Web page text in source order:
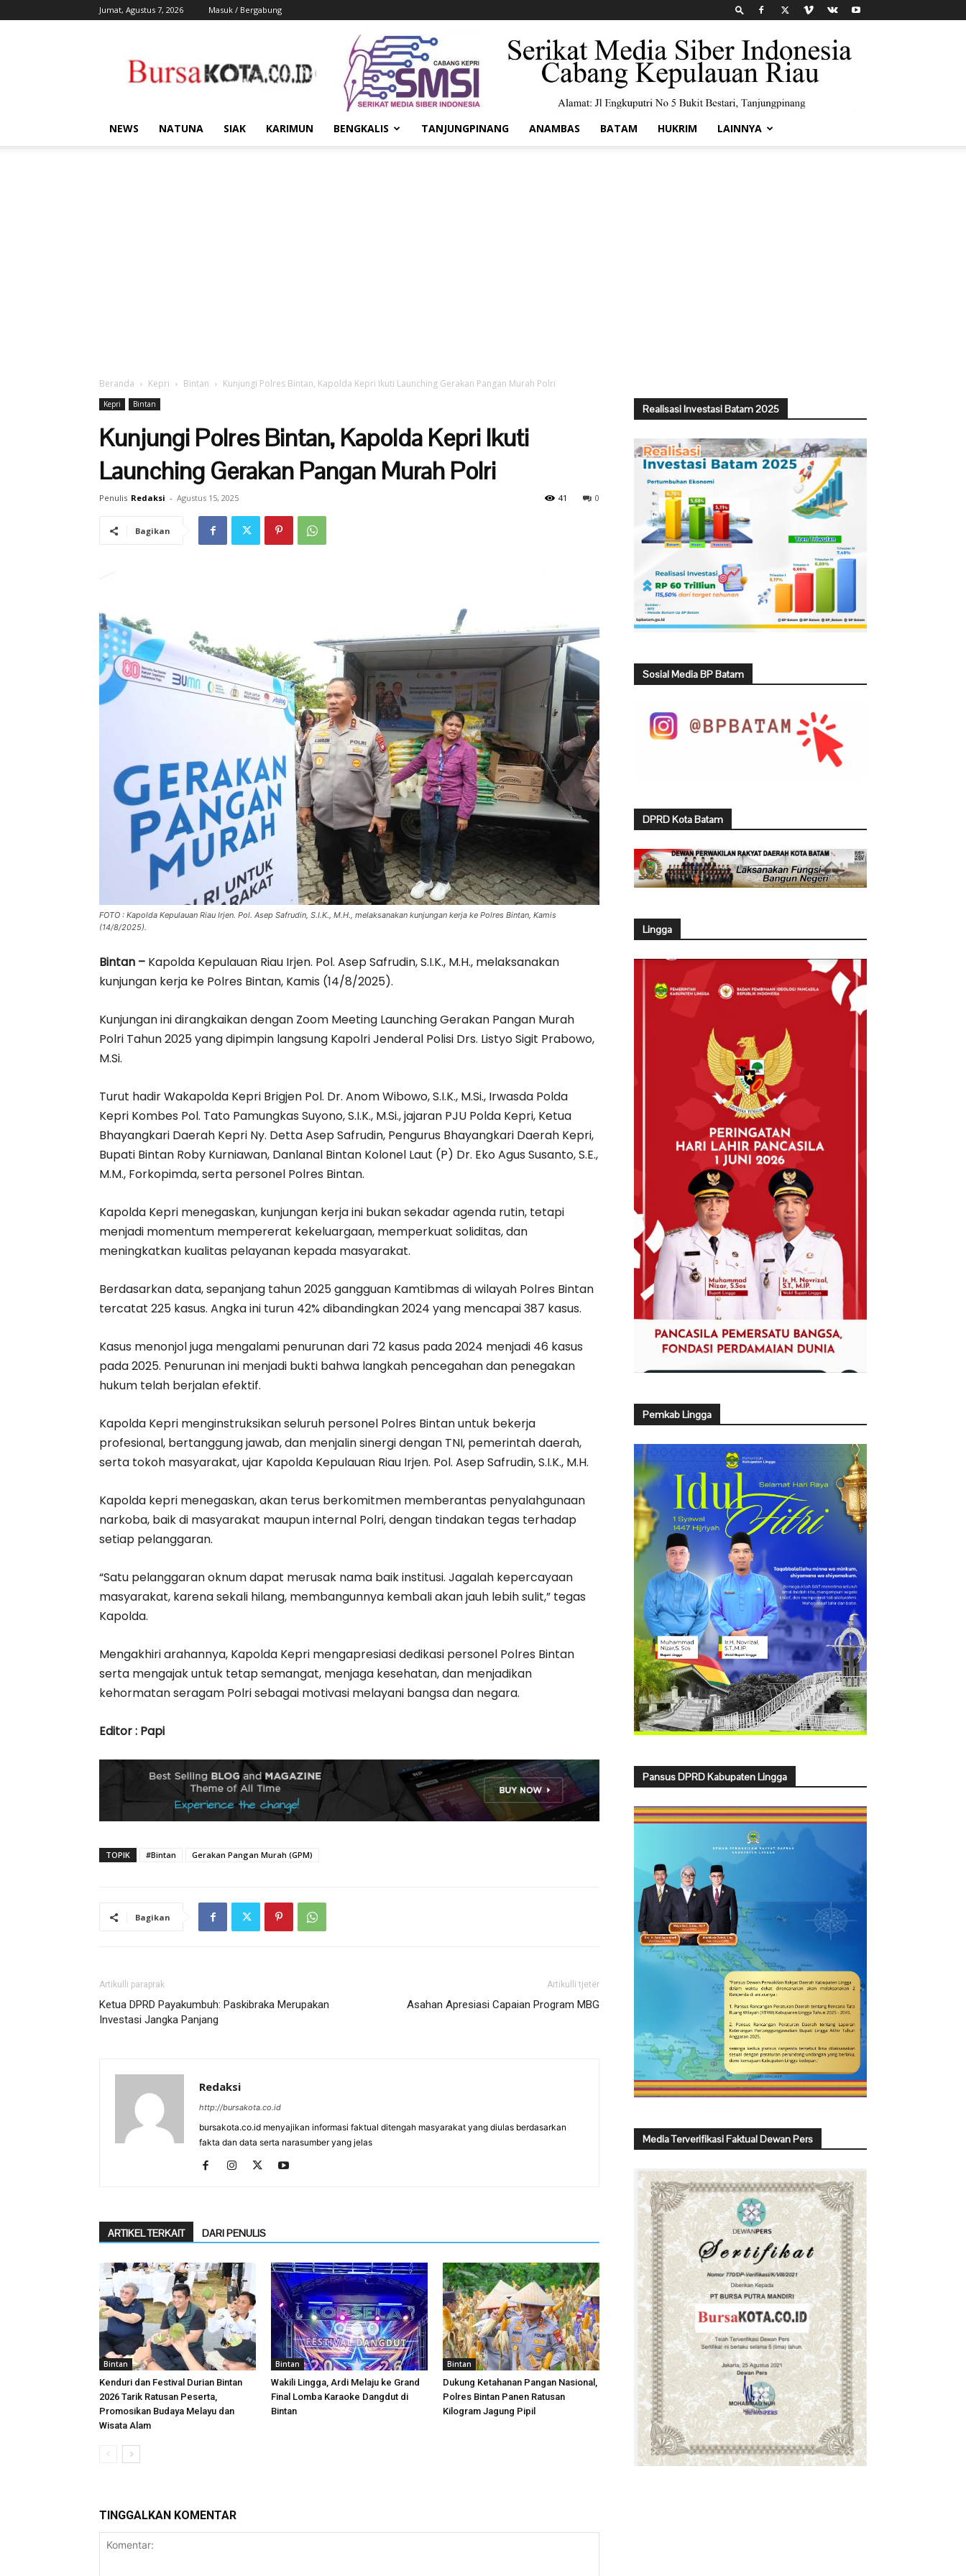
Jumat, Agustus 7, 2026 Masuk / Bergabung
Kota
NEWS NATUNA SIAK KARIMUN BENGKALIS TANJUNGPINANG ANAMBAS BATAM HUKRIM LAINNYA
Beranda Kepri Bintan Kunjungi Polres Bintan, Kapolda Kepri Ikuti Launching Gerakan Pangan Murah Polri
Kepri Bintan
Kunjungi Polres Bintan, Kapolda Kepri Ikuti
Launching Gerakan Pangan Murah Polri
Penulis Redaksi - Agustus 15, 2025 0
41
Bagikan
FOTO : Kapolda Kepulauan Riau Irjen. Pol. Asep Safrudin, S.I.K., M.H., melaksanakan kunjungan kerja ke Polres Bintan, Kamis
(14/8/2025).
Bintan – Kapolda Kepulauan Riau Irjen. Pol. Asep Safrudin, S.I.K., M.H., melaksanakan
kunjungan kerja ke Polres Bintan, Kamis (14/8/2025).
Kunjungan ini dirangkaikan dengan Zoom Meeting Launching Gerakan Pangan Murah
Polri Tahun 2025 yang dipimpin langsung Kapolri Jenderal Polisi Drs. Listyo Sigit Prabowo,
M.Si.
Turut hadir Wakapolda Kepri Brigjen Pol. Dr. Anom Wibowo, S.I.K., M.Si., Irwasda Polda
Kepri Kombes Pol. Tato Pamungkas Suyono, S.I.K., M.Si., jajaran PJU Polda Kepri, Ketua
Bhayangkari Daerah Kepri Ny. Detta Asep Safrudin, Pengurus Bhayangkari Daerah Kepri,
Bupati Bintan Roby Kurniawan, Danlanal Bintan Kolonel Laut (P) Dr. Eko Agus Susanto, S.E.,
M.M., Forkopimda, serta personel Polres Bintan.
Kapolda Kepri menegaskan, kunjungan kerja ini bukan sekadar agenda rutin, tetapi
menjadi momentum mempererat kekeluargaan, memperkuat soliditas, dan
meningkatkan kualitas pelayanan kepada masyarakat.
Berdasarkan data, sepanjang tahun 2025 gangguan Kamtibmas di wilayah Polres Bintan
tercatat 225 kasus. Angka ini turun 42% dibandingkan 2024 yang mencapai 387 kasus.
Kasus menonjol juga mengalami penurunan dari 72 kasus pada 2024 menjadi 46 kasus
pada 2025. Penurunan ini menjadi bukti bahwa langkah pencegahan dan penegakan
hukum telah berjalan efektif.
Kapolda Kepri menginstruksikan seluruh personel Polres Bintan untuk bekerja
profesional, bertanggung jawab, dan menjalin sinergi dengan TNI, pemerintah daerah,
serta tokoh masyarakat, ujar Kapolda Kepulauan Riau Irjen. Pol. Asep Safrudin, S.I.K., M.H.
Kapolda kepri menegaskan, akan terus berkomitmen memberantas penyalahgunaan
narkoba, baik di masyarakat maupun internal Polri, dengan tindakan tegas terhadap
setiap pelanggaran.
“Satu pelanggaran oknum dapat merusak nama baik institusi. Jagalah kepercayaan
masyarakat, karena sekali hilang, membangunnya kembali akan jauh lebih sulit,” tegas
Kapolda.
Mengakhiri arahannya, Kapolda Kepri mengapresiasi dedikasi personel Polres Bintan
serta mengajak untuk tetap semangat, menjaga kesehatan, dan menjadikan
kehormatan seragam Polri sebagai motivasi melayani bangsa dan negara.
Editor : Papi
TOPIK #Bintan Gerakan Pangan Murah (GPM)
Bagikan
Artikulli paraprak
Ketua DPRD Payakumbuh: Paskibraka Merupakan
Investasi Jangka Panjang
Artikulli tjetër
Asahan Apresiasi Capaian Program MBG
Redaksi
http://bursakota.co.id
bursakota.co.id menyajikan informasi faktual ditengah masyarakat yang diulas berdasarkan
fakta dan data serta narasumber yang jelas
ARTIKEL TERKAIT DARI PENULIS
Bintan
Kenduri dan Festival Durian Bintan
2026 Tarik Ratusan Peserta,
Promosikan Budaya Melayu dan
Wisata Alam
Bintan
Wakili Lingga, Ardi Melaju ke Grand
Final Lomba Karaoke Dangdut di
Bintan
Bintan
Dukung Ketahanan Pangan Nasional,
Polres Bintan Panen Ratusan
Kilogram Jagung Pipil
TINGGALKAN KOMENTAR
Realisasi Investasi Batam 2025
Sosial Media BP Batam
DPRD Kota Batam
Lingga
Pemkab Lingga
Pansus DPRD Kabupaten Lingga
Media Terverifikasi Faktual Dewan Pers